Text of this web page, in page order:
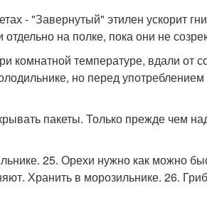
- "Завернутый" этилен ускорит
на полке, пока они не
комнатной температуре, вдали от
но перед
пакеты. Только прежде чем
25. Орехи нужно как можно
Хранить в морозильнике. 26.